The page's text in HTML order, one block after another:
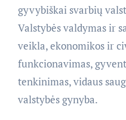
gyvybiškai svarbių
Valstybės valdymas ir
veikla, ekonomikos ir
funkcionavimas,
tenkinimas, vidaus
valstybės gynyba.